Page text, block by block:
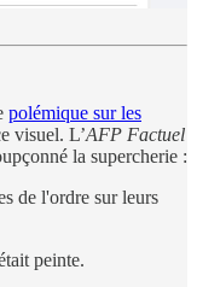
polémique sur les
visuel. L’AFP Factuel
la supercherie :
de l'ordre sur leurs
peinte.